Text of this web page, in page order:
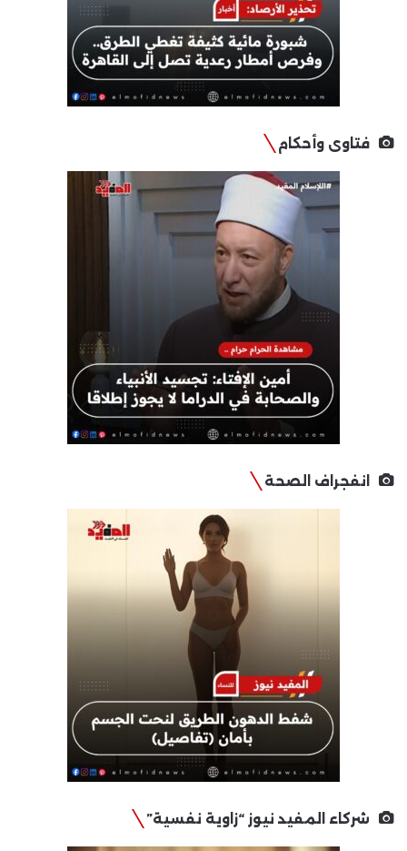
فتاوى وأحكام
انفجراف الصحة
شركاء المفيد نيوز “زاوية نفسية”